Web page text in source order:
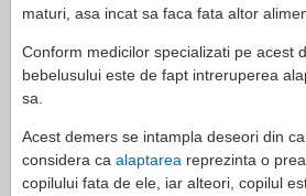
maturi, asa incat sa faca fata altor
Conform medicilor specializati pe acest
bebelusului este de fapt intreruperea
sa.
Acest demers se intampla deseori din
considera ca alaptarea reprezinta o
copilului fata de ele, iar alteori, copilul